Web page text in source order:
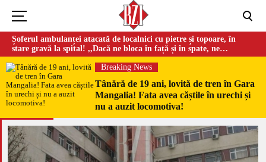
Șoferul ambulanței atacată de localnici cu pietre și topoare, în
stare gravă la spital! ,,Dacă ne bloca în față și în spate, ne
omorau…”
Breaking News
Tânără de 19 ani, lovită de tren în Gara
Mangalia! Fata avea căștile în urechi și
nu a auzit locomotiva!